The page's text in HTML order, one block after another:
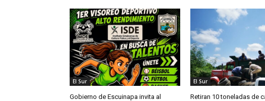
El Sur
Gobierno de Escuinapa invita al
El Sur
Retiran 10 toneladas de